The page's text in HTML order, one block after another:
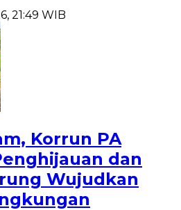
21:49 WIB
Korrun PA
dan
Wujudkan